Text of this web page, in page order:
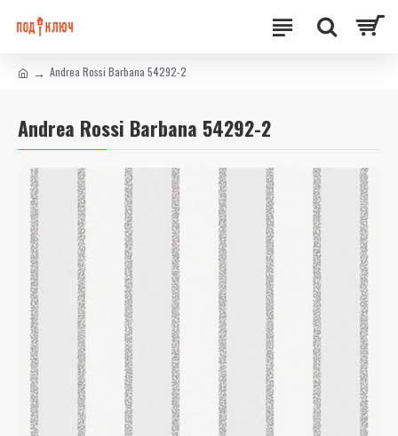
Andrea Rossi Barbana 54292-2
Andrea Rossi Barbana 54292-2